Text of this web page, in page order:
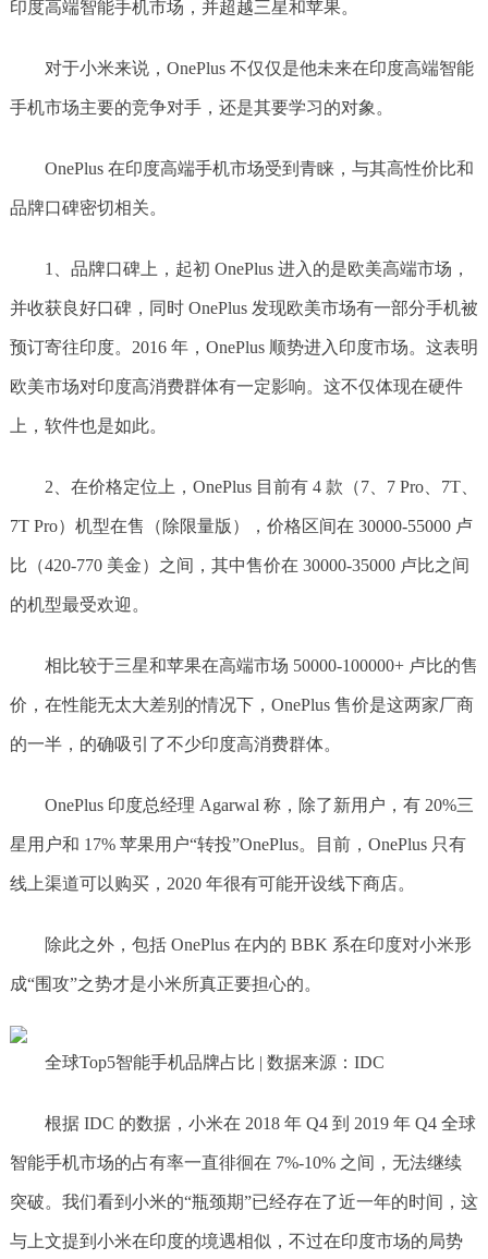
印度高端智能手机市场，并超越三星和苹果。
对于小米来说，OnePlus 不仅仅是他未来在印度高端智能
手机市场主要的竞争对手，还是其要学习的对象。
OnePlus 在印度高端手机市场受到青睐，与其高性价比和
品牌口碑密切相关。
1、品牌口碑上，起初 OnePlus 进入的是欧美高端市场，
并收获良好口碑，同时 OnePlus 发现欧美市场有一部分手机被
预订寄往印度。2016 年，OnePlus 顺势进入印度市场。这表明
欧美市场对印度高消费群体有一定影响。这不仅体现在硬件
上，软件也是如此。
2、在价格定位上，OnePlus 目前有 4 款（7、7 Pro、7T、
7T Pro）机型在售（除限量版），价格区间在 30000-55000 卢
比（420-770 美金）之间，其中售价在 30000-35000 卢比之间
的机型最受欢迎。
相比较于三星和苹果在高端市场 50000-100000+ 卢比的售
价，在性能无太大差别的情况下，OnePlus 售价是这两家厂商
的一半，的确吸引了不少印度高消费群体。
OnePlus 印度总经理 Agarwal 称，除了新用户，有 20%三
星用户和 17% 苹果用户“转投”OnePlus。目前，OnePlus 只有
线上渠道可以购买，2020 年很有可能开设线下商店。
除此之外，包括 OnePlus 在内的 BBK 系在印度对小米形
成“围攻”之势才是小米所真正要担心的。
全球Top5智能手机品牌占比 | 数据来源：IDC
根据 IDC 的数据，小米在 2018 年 Q4 到 2019 年 Q4 全球
智能手机市场的占有率一直徘徊在 7%-10% 之间，无法继续
突破。我们看到小米的“瓶颈期”已经存在了近一年的时间，这
与上文提到小米在印度的境遇相似，不过在印度市场的局势